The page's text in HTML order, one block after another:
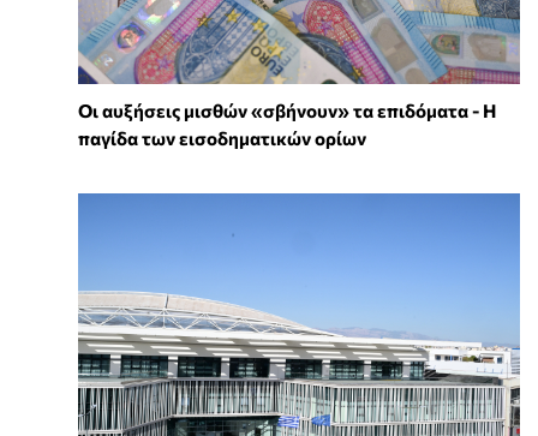
Οι αυξήσεις μισθών «σβήνουν» τα επιδόματα - Η
παγίδα των εισοδηματικών ορίων